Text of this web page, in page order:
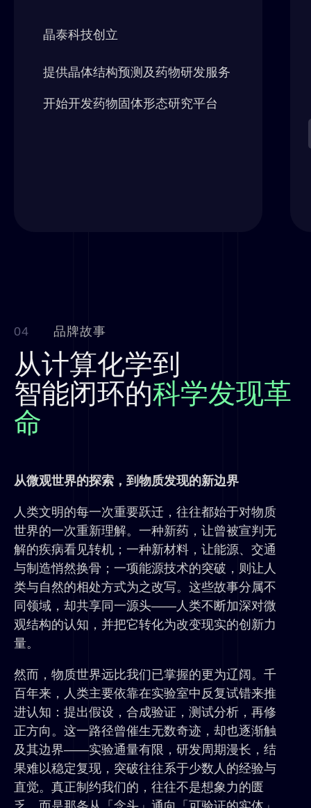
晶泰科技创立
提供晶体结构预测及药物研发服务
开始开发药物固体形态研究平台
04 品牌故事
从计算化学到
智能闭环的科学发现革
命
从微观世界的探索，到物质发现的新边界
人类文明的每一次重要跃迁，往往都始于对物质
世界的一次重新理解。一种新药，让曾被宣判无
解的疾病看见转机；一种新材料，让能源、交通
与制造悄然换骨；一项能源技术的突破，则让人
类与自然的相处方式为之改写。这些故事分属不
同领域，却共享同一源头——人类不断加深对微
观结构的认知，并把它转化为改变现实的创新力
量。
然而，物质世界远比我们已掌握的更为辽阔。千
百年来，人类主要依靠在实验室中反复试错来推
进认知：提出假设，合成验证，测试分析，再修
正方向。这一路径曾催生无数奇迹，却也逐渐触
及其边界——实验通量有限，研发周期漫长，结
果难以稳定复现，突破往往系于少数人的经验与
直觉。真正制约我们的，往往不是想象力的匮